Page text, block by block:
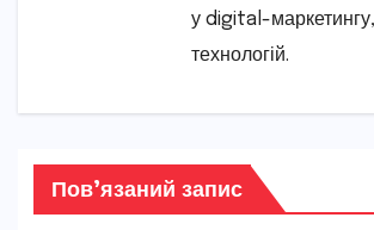
у digital-
технологій.
Пов’язаний запис